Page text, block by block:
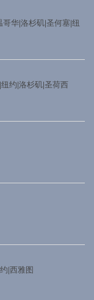
华|洛杉矶|圣何塞|纽
约|洛杉矶|圣荷西
|西雅图